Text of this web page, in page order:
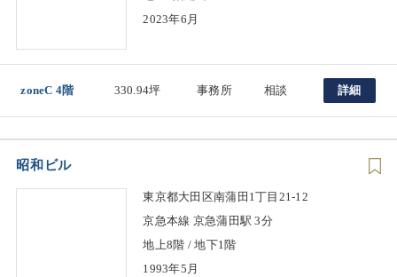
2023年6月
zoneC 4階 330.94坪 事務所 相談 詳細
昭和ビル
東京都大田区南蒲田1丁目21-12
京急本線 京急蒲田駅 3分
地上8階 / 地下1階
1993年5月